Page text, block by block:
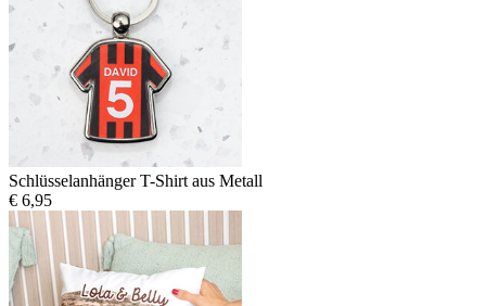
Schlüsselanhänger T-Shirt aus Metall
€ 6,95